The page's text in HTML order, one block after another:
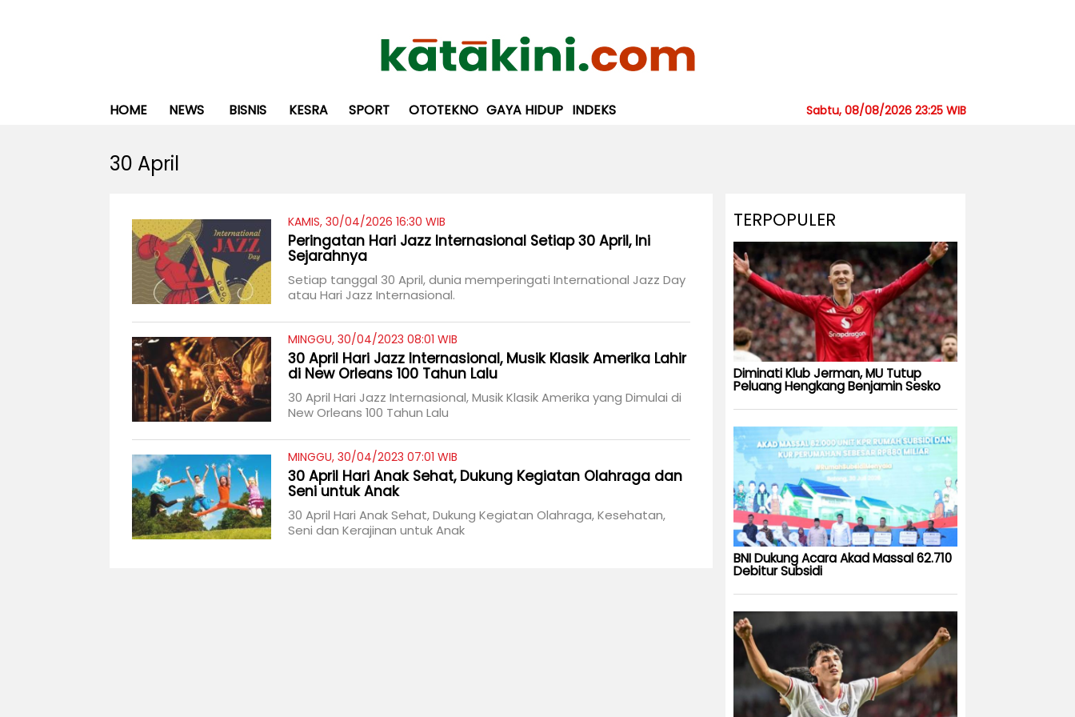
HOME NEWS BISNIS KESRA SPORT OTOTEKNO GAYA HIDUP INDEKS Sabtu, 08/08/2026 23:25 WIB
30 April
KAMIS, 30/04/2026 16:30 WIB
Peringatan Hari Jazz Internasional Setiap 30 April, Ini
Sejarahnya
Setiap tanggal 30 April, dunia memperingati International Jazz Day
atau Hari Jazz Internasional.
MINGGU, 30/04/2023 08:01 WIB
30 April Hari Jazz Internasional, Musik Klasik Amerika Lahir
di New Orleans 100 Tahun Lalu
30 April Hari Jazz Internasional, Musik Klasik Amerika yang Dimulai di
New Orleans 100 Tahun Lalu
MINGGU, 30/04/2023 07:01 WIB
30 April Hari Anak Sehat, Dukung Kegiatan Olahraga dan
Seni untuk Anak
30 April Hari Anak Sehat, Dukung Kegiatan Olahraga, Kesehatan,
Seni dan Kerajinan untuk Anak
TERPOPULER
Diminati Klub Jerman, MU Tutup
Peluang Hengkang Benjamin Sesko
BNI Dukung Acara Akad Massal 62.710
Debitur Subsidi